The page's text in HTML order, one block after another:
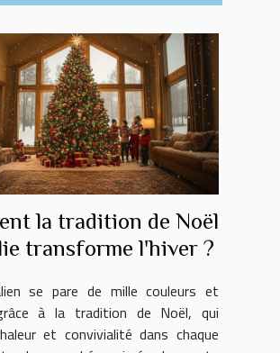
la tradition de Noël
transforme l'hiver ?
se pare de mille couleurs et
à la tradition de Noël, qui
et convivialité dans chaque